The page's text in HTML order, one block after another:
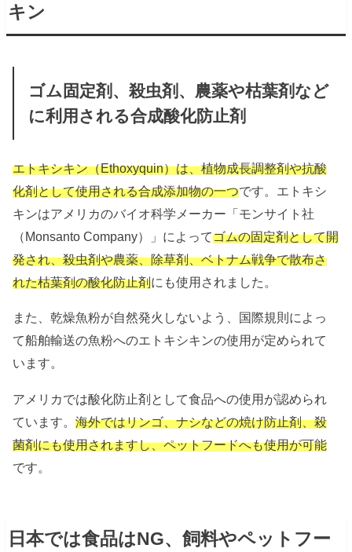
キン
ゴム固定剤、殺虫剤、農薬や枯葉剤など
に利用される合成酸化防止剤
エトキシキン（Ethoxyquin）は、植物成長調整剤や抗酸
化剤として使用される合成添加物の一つです。エトキシ
キンはアメリカのバイオ科学メーカー「モンサイト社
（Monsanto Company）」によってゴムの固定剤として開
発され、殺虫剤や農薬、除草剤、ベトナム戦争で散布さ
れた枯葉剤の酸化防止剤にも使用されました。
また、乾燥魚粉が自然発火しないよう、国際規則によっ
て船舶輸送の魚粉へのエトキシキンの使用が定められて
います。
アメリカでは酸化防止剤として食品への使用が認められ
ています。海外ではリンゴ、ナシなどの焼け防止剤、殺
菌剤にも使用されますし、ペットフードへも使用が可能
です。
日本では食品はNG、飼料やペットフー